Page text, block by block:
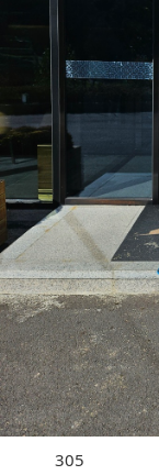
305